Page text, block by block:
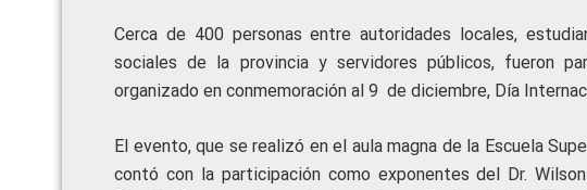
Cerca de 400 personas entre autoridades locales,
sociales de la provincia y servidores públicos, fueron
organizado en conmemoración al 9 de diciembre, Día
El evento, que se realizó en el aula magna de la Escuela
contó con la participación como exponentes del Dr.